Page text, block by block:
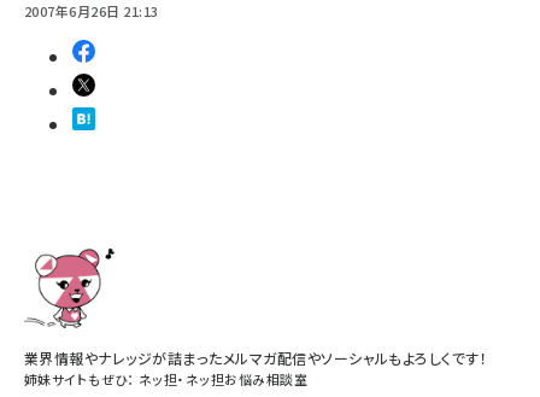
2007年6月26日 21:13
業界情報やナレッジが詰まったメルマガ配信やソーシャルもよろしくです！
姉妹サイトもぜひ： ネッ担・ ネッ担お悩み相談室